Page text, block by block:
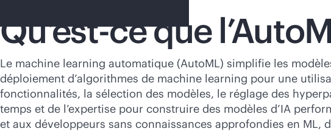
Votre
Rendez-vous dans la
Qu’est-ce que
Le machine learning automatique (AutoML) simplifie les
déploiement d’algorithmes de machine learning pour une
fonctionnalités, la sélection des modèles, le réglage des
temps et de l’expertise pour construire des modèles d’IA
et aux développeurs sans connaissances approfondies en ML,